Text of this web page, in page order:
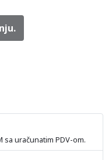
sa uračunatim PDV-om.